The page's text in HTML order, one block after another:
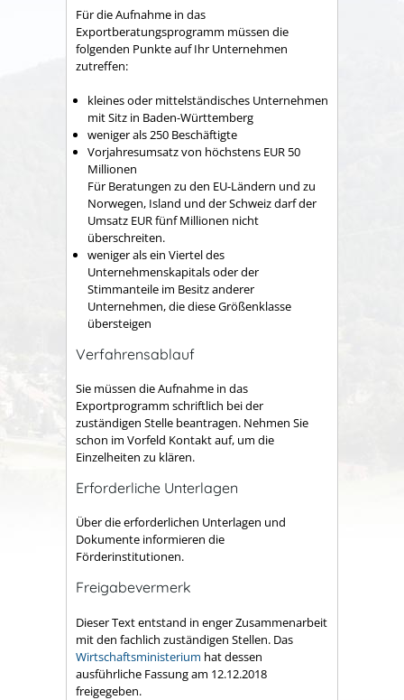
Für die Aufnahme in das
Exportberatungsprogramm müssen die
folgenden Punkte auf Ihr Unternehmen
zutreffen:
kleines oder mittelständisches Unternehmen
mit Sitz in Baden-Württemberg
weniger als 250 Beschäftigte
Vorjahresumsatz von höchstens EUR 50
Millionen
Für Beratungen zu den EU-Ländern und zu
Norwegen, Island und der Schweiz darf der
Umsatz EUR fünf Millionen nicht
überschreiten.
weniger als ein Viertel des
Unternehmenskapitals oder der
Stimmanteile im Besitz anderer
Unternehmen, die diese Größenklasse
übersteigen
Verfahrensablauf
Sie müssen die Aufnahme in das
Exportprogramm schriftlich bei der
zuständigen Stelle beantragen. Nehmen Sie
schon im Vorfeld Kontakt auf, um die
Einzelheiten zu klären.
Erforderliche Unterlagen
Über die erforderlichen Unterlagen und
Dokumente informieren die
Förderinstitutionen.
Freigabevermerk
Dieser Text entstand in enger Zusammenarbeit
mit den fachlich zuständigen Stellen. Das
Wirtschaftsministerium hat dessen
ausführliche Fassung am 12.12.2018
freigegeben.